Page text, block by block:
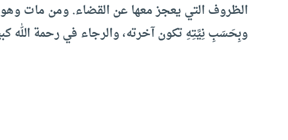
الظروف التي يعجز معها عن القضاء. ومن مات
وبِحَسَبِ نِيَّتِهِ تكون آخرته، والرجاء في رحمة الله